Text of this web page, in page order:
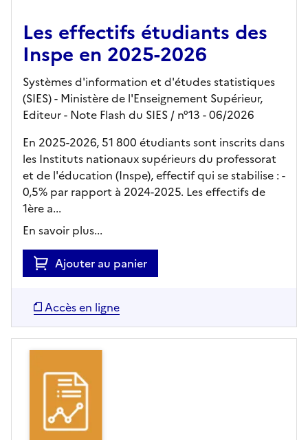
Les effectifs étudiants des
Inspe en 2025-2026
Systèmes d'information et d'études statistiques
(SIES) - Ministère de l'Enseignement Supérieur,
Editeur- Note Flash du SIES / n°13 - 06/2026
En 2025-2026, 51 800 étudiants sont inscrits dans
les Instituts nationaux supérieurs du professorat
et de l'éducation (Inspe), effectif qui se stabilise : -
0,5% par rapport à 2024-2025. Les effectifs de
1ère a...
En savoir plus...
Ajouter au panier
Accès en ligne